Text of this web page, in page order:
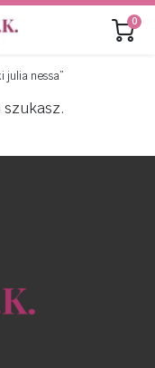
0
julia nessa”